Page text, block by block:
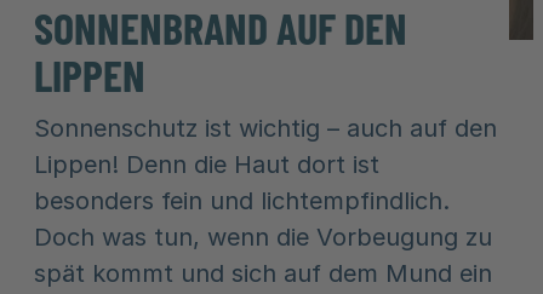
SONNENBRAND AUF DEN
LIPPEN
Sonnenschutz ist wichtig – auch auf den
Lippen! Denn die Haut dort ist
besonders fein und lichtempfindlich.
Doch was tun, wenn die Vorbeugung zu
spät kommt und sich auf dem Mund ein